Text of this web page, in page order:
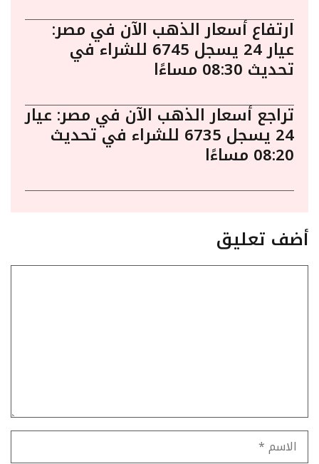
ارتفاع أسعار الذهب الآن في مصر:
عيار 24 يسجل 6745 للشراء في
تحديث 08:30 مساءًا
تراجع أسعار الذهب الآن في مصر: عيار
24 يسجل 6735 للشراء في تحديث
08:20 مساءًا
أضف تعليق
الاسم